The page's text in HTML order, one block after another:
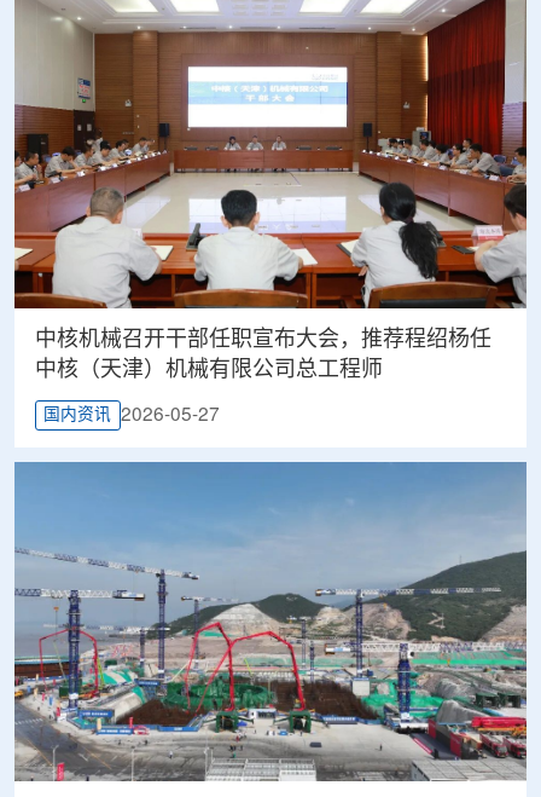
中核机械召开干部任职宣布大会，推荐程绍杨任
中核（天津）机械有限公司总工程师
国内资讯 2026-05-27